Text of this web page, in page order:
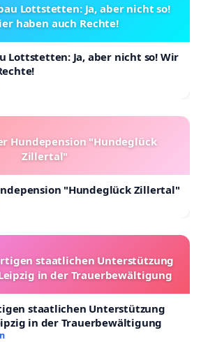
Lottstetten: Ja, aber nicht so!
haben auch Rechte!
Lottstetten: Ja, aber nicht so! Wir
Hundepension "Hundeglück
Zillertal"
"Hundeglück Zillertal"
staatlichen Unterstützung
in der Trauerbewältigung
staatlichen Unterstützung
in der Trauerbewältigung